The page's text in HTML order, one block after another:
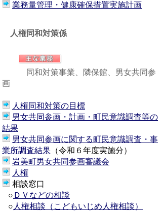
業務量管理・健康確保措置実施計画
人権同和対策係
同和対策事業、隣保館、男女共同参
画
人権同和対策の目標
男女共同参画・計画・町民意識調査等の
結果
男女共同参画に関する町民意識調査・事
業所調査結果 （令和６年度実施分）
岩美町男女共同参画審議会
人権
相談窓口
○ ＤＶなどの相談
○ 人権相談（こどもいじめ人権相談）